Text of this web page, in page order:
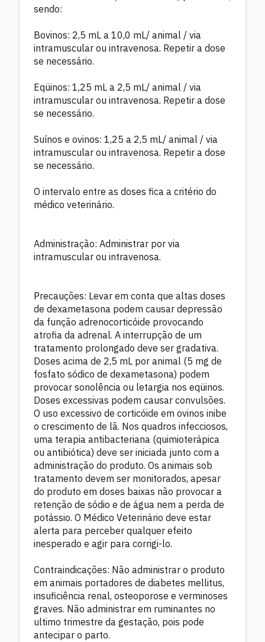
sendo:
Bovinos: 2,5 mL a 10,0 mL/ animal / via
intramuscular ou intravenosa. Repetir a dose
se necessário.
Eqüinos: 1,25 mL a 2,5 mL/ animal / via
intramuscular ou intravenosa. Repetir a dose
se necessário.
Suínos e ovinos: 1,25 a 2,5 mL/ animal / via
intramuscular ou intravenosa. Repetir a dose
se necessário.
O intervalo entre as doses fica a critério do
médico veterinário.
Administração: Administrar por via
intramuscular ou intravenosa.
Precauções: Levar em conta que altas doses
de dexametasona podem causar depressão
da função adrenocorticóide provocando
atrofia da adrenal. A interrupção de um
tratamento prolongado deve ser gradativa.
Doses acima de 2,5 mL por animal (5 mg de
fosfato sódico de dexametasona) podem
provocar sonolência ou letargia nos eqüinos.
Doses excessivas podem causar convulsões.
O uso excessivo de corticóide em ovinos inibe
o crescimento de lã. Nos quadros infecciosos,
uma terapia antibacteriana (quimioterápica
ou antibiótica) deve ser iniciada junto com a
administração do produto. Os animais sob
tratamento devem ser monitorados, apesar
do produto em doses baixas não provocar a
retenção de sódio e de água nem a perda de
potássio. O Médico Veterinário deve estar
alerta para perceber qualquer efeito
inesperado e agir para corrigi-lo.
Contraindicações: Não administrar o produto
em animais portadores de diabetes mellitus,
insuficiência renal, osteoporose e verminoses
graves. Não administrar em ruminantes no
ultimo trimestre da gestação, pois pode
antecipar o parto.